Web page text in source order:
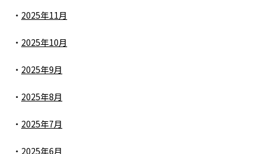
2025年11月
2025年10月
2025年9月
2025年8月
2025年7月
2025年6月